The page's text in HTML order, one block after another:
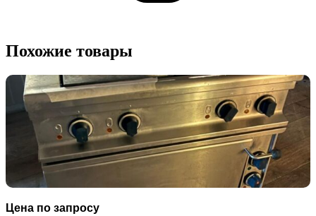
Похожие товары
Цена по запросу